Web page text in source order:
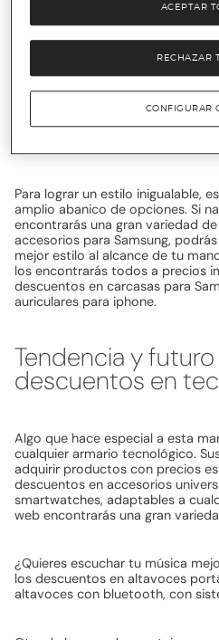
Estas líneas mantienen el sabor
No renuncies a los descuentos
descuentos en accesorios para
cualquier persona. No te pierdas
para el coche y descuentos en
Para lograr un estilo inigualable,
amplio abanico de opciones. Si
encontrarás una gran variedad
accesorios para Samsung,
mejor estilo al alcance de tu
los encontrarás todos a precios
descuentos en carcasas para
auriculares para iphone.
Tendencia y
descuentos en
Algo que hace especial a esta
cualquier armario tecnológico.
adquirir productos con precios
descuentos en accesorios
smartwatches, adaptables a
web encontrarás una gran
¿Quieres escuchar tu música
los descuentos en altavoces
altavoces con bluetooth, con
RECHAZAR
ACEPTAR
CONFIGURAR